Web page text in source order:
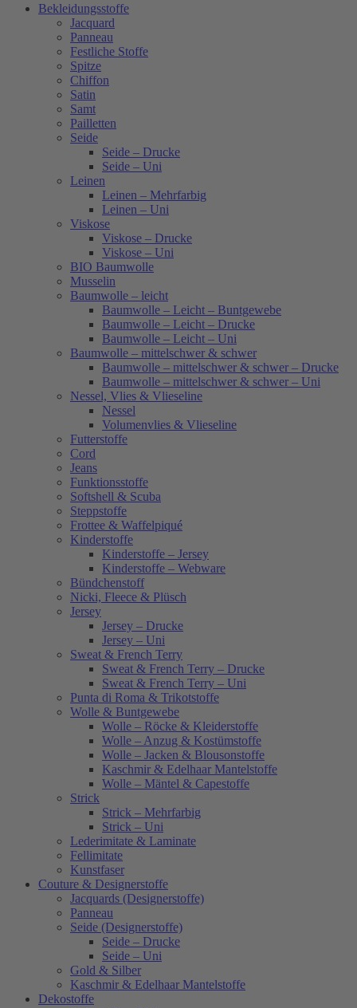
Bekleidungsstoffe
Jacquard
Panneau
Festliche Stoffe
Spitze
Chiffon
Satin
Samt
Pailletten
Seide
Seide – Drucke
Seide – Uni
Leinen
Leinen – Mehrfarbig
Leinen – Uni
Viskose
Viskose – Drucke
Viskose – Uni
BIO Baumwolle
Musselin
Baumwolle – leicht
Baumwolle – Leicht – Buntgewebe
Baumwolle – Leicht – Drucke
Baumwolle – Leicht – Uni
Baumwolle – mittelschwer & schwer
Baumwolle – mittelschwer & schwer – Drucke
Baumwolle – mittelschwer & schwer – Uni
Nessel, Vlies & Vlieseline
Nessel
Volumenvlies & Vlieseline
Futterstoffe
Cord
Jeans
Funktionsstoffe
Softshell & Scuba
Steppstoffe
Frottee & Waffelpiqué
Kinderstoffe
Kinderstoffe – Jersey
Kinderstoffe – Webware
Bündchenstoff
Nicki, Fleece & Plüsch
Jersey
Jersey – Drucke
Jersey – Uni
Sweat & French Terry
Sweat & French Terry – Drucke
Sweat & French Terry – Uni
Punta di Roma & Trikotstoffe
Wolle & Buntgewebe
Wolle – Röcke & Kleiderstoffe
Wolle – Anzug & Kostümstoffe
Wolle – Jacken & Blousonstoffe
Kaschmir & Edelhaar Mantelstoffe
Wolle – Mäntel & Capestoffe
Strick
Strick – Mehrfarbig
Strick – Uni
Lederimitate & Laminate
Fellimitate
Kunstfaser
Couture & Designerstoffe
Jacquards (Designerstoffe)
Panneau
Seide (Designerstoffe)
Seide – Drucke
Seide – Uni
Gold & Silber
Kaschmir & Edelhaar Mantelstoffe
Dekostoffe